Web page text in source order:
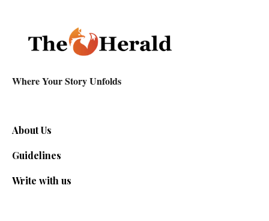
Where Your Story Unfolds
About Us
Guidelines
Write with us